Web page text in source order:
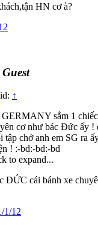
HN cơ à?
Guest
↑
GERMANY sắm 1 chiếc
cơ như bác Đức ấy !
tập chở anh em SG ra
! :-bd:-bd:-bd
to expand...
ĐỨC cái bánh xe
1/12